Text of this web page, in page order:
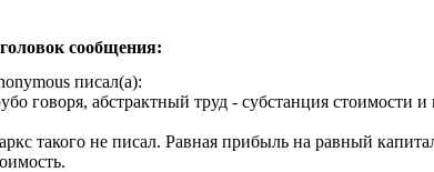
сообщения:
писал(а):
говоря, абстрактный труд - субстанция стоимости
такого не писал. Равная прибыль на равный